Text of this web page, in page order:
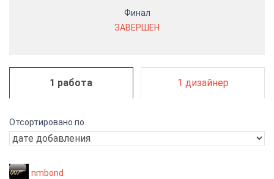
Финал
ЗАВЕРШЕН
1 работа 1 дизайнер
Отсортировано по
nmbond